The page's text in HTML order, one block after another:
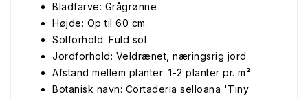
Bladfarve: Grågrønne
Højde: Op til 60 cm
Solforhold: Fuld sol
Jordforhold: Veldrænet, næringsrig jord
Afstand mellem planter: 1-2 planter pr. m²
Botanisk navn: Cortaderia selloana 'Tiny